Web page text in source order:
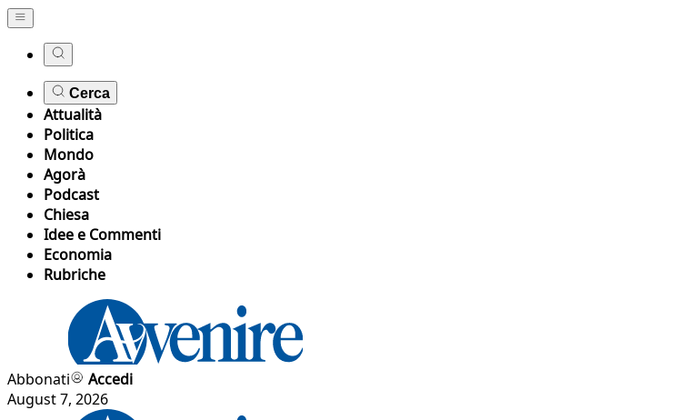
Cerca
Attualità
Politica
Mondo
Agorà
Podcast
Chiesa
Idee e Commenti
Economia
Rubriche
Abbonati
Accedi
August 7, 2026